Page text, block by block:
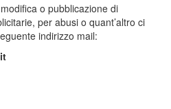
o pubblicazione di
per abusi o quant’altro ci
indirizzo mail: